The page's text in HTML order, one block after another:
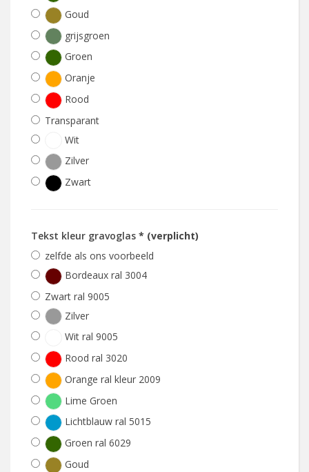
Goud
grijsgroen
Groen
Oranje
Rood
Transparant
Wit
Zilver
Zwart
Tekst kleur gravoglas * (verplicht)
zelfde als ons voorbeeld
Bordeaux ral 3004
Zwart ral 9005
Zilver
Wit ral 9005
Rood ral 3020
Orange ral kleur 2009
Lime Groen
Lichtblauw ral 5015
Groen ral 6029
Goud